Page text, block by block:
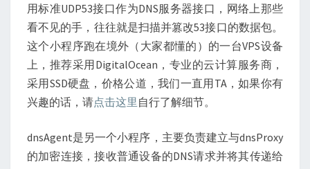
用标准UDP53接口作为DNS服务器接口，网络上那些
看不见的手，往往就是扫描并篡改53接口的数据包。
这个小程序跑在境外（大家都懂的）的一台VPS设备
上，推荐采用DigitalOcean，专业的云计算服务商，
采用SSD硬盘，价格公道，我们一直用TA，如果你有
兴趣的话，请点击这里 自行了解细节。
dnsAgent是另一个小程序，主要负责建立与dnsProxy
的加密连接，接收普通设备的DNS请求并将其传递给